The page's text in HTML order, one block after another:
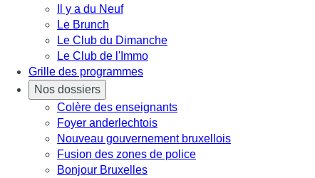
Il y a du Neuf
Le Brunch
Le Club du Dimanche
Le Club de l'Immo
Grille des programmes
Nos dossiers
Colère des enseignants
Foyer anderlechtois
Nouveau gouvernement bruxellois
Fusion des zones de police
Bonjour Bruxelles